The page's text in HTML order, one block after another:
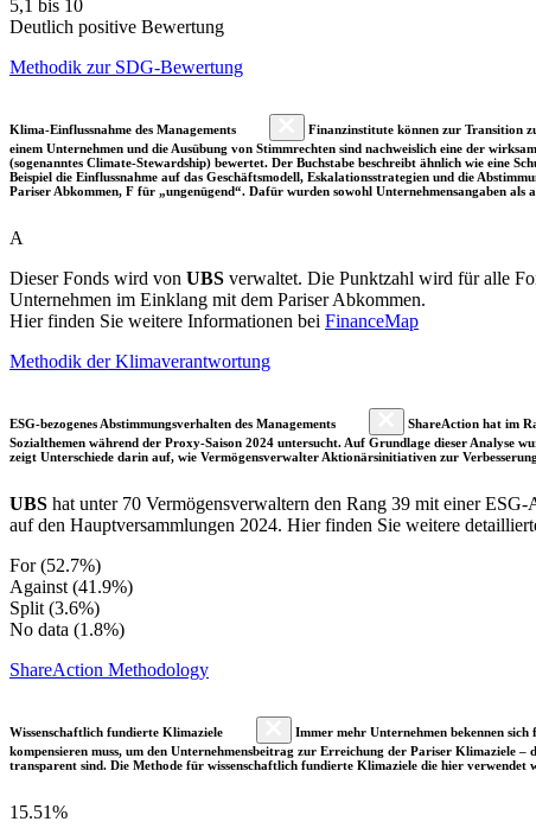
5,1 bis 10
Deutlich positive Bewertung
Methodik zur SDG-Bewertung
Klima-Einflussnahme des Managements
Finanzinstitute können zur Transition
einem Unternehmen und die Ausübung von Stimmrechten sind nachweislich eine der
(sogenanntes Climate-Stewardship) bewertet. Der Buchstabe beschreibt ähnlich wie eine
Beispiel die Einflussnahme auf das Geschäftsmodell, Eskalationsstrategien und die
Pariser Abkommen, F für „ungenügend“. Dafür wurden sowohl Unternehmensangaben als
A
Dieser Fonds wird von UBS verwaltet. Die Punktzahl wird für alle
Unternehmen im Einklang mit dem Pariser Abkommen.
Hier finden Sie weitere Informationen bei FinanceMap
Methodik der Klimaverantwortung
ESG-bezogenes Abstimmungsverhalten des Managements
ShareAction hat im
Sozialthemen während der Proxy-Saison 2024 untersucht. Auf Grundlage dieser Analyse
zeigt Unterschiede darin auf, wie Vermögensverwalter Aktionärsinitiativen zur
UBS hat unter 70 Vermögensverwaltern den Rang 39 mit einer
auf den Hauptversammlungen 2024. Hier finden Sie weitere
For (52.7%)
Against (41.9%)
Split (3.6%)
No data (1.8%)
ShareAction Methodology
Wissenschaftlich fundierte Klimaziele
Immer mehr Unternehmen bekennen
kompensieren muss, um den Unternehmensbeitrag zur Erreichung der Pariser Klimaziele
transparent sind. Die Methode für wissenschaftlich fundierte Klimaziele die hier
15.51%